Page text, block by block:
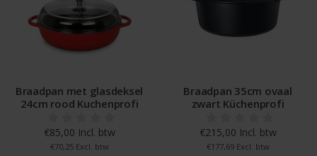
Braadpan met glasdeksel
24cm rood Kuchenprofi
€85,00 Incl. btw
€70,25 Excl. btw
Braadpan 35cm ovaal
zwart Küchenprofi
€215,00 Incl. btw
€177,69 Excl. btw